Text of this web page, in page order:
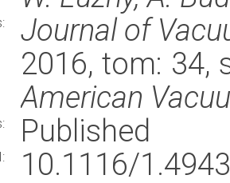
Journal of
2016, tom: 34,
American
Published
10.1116/